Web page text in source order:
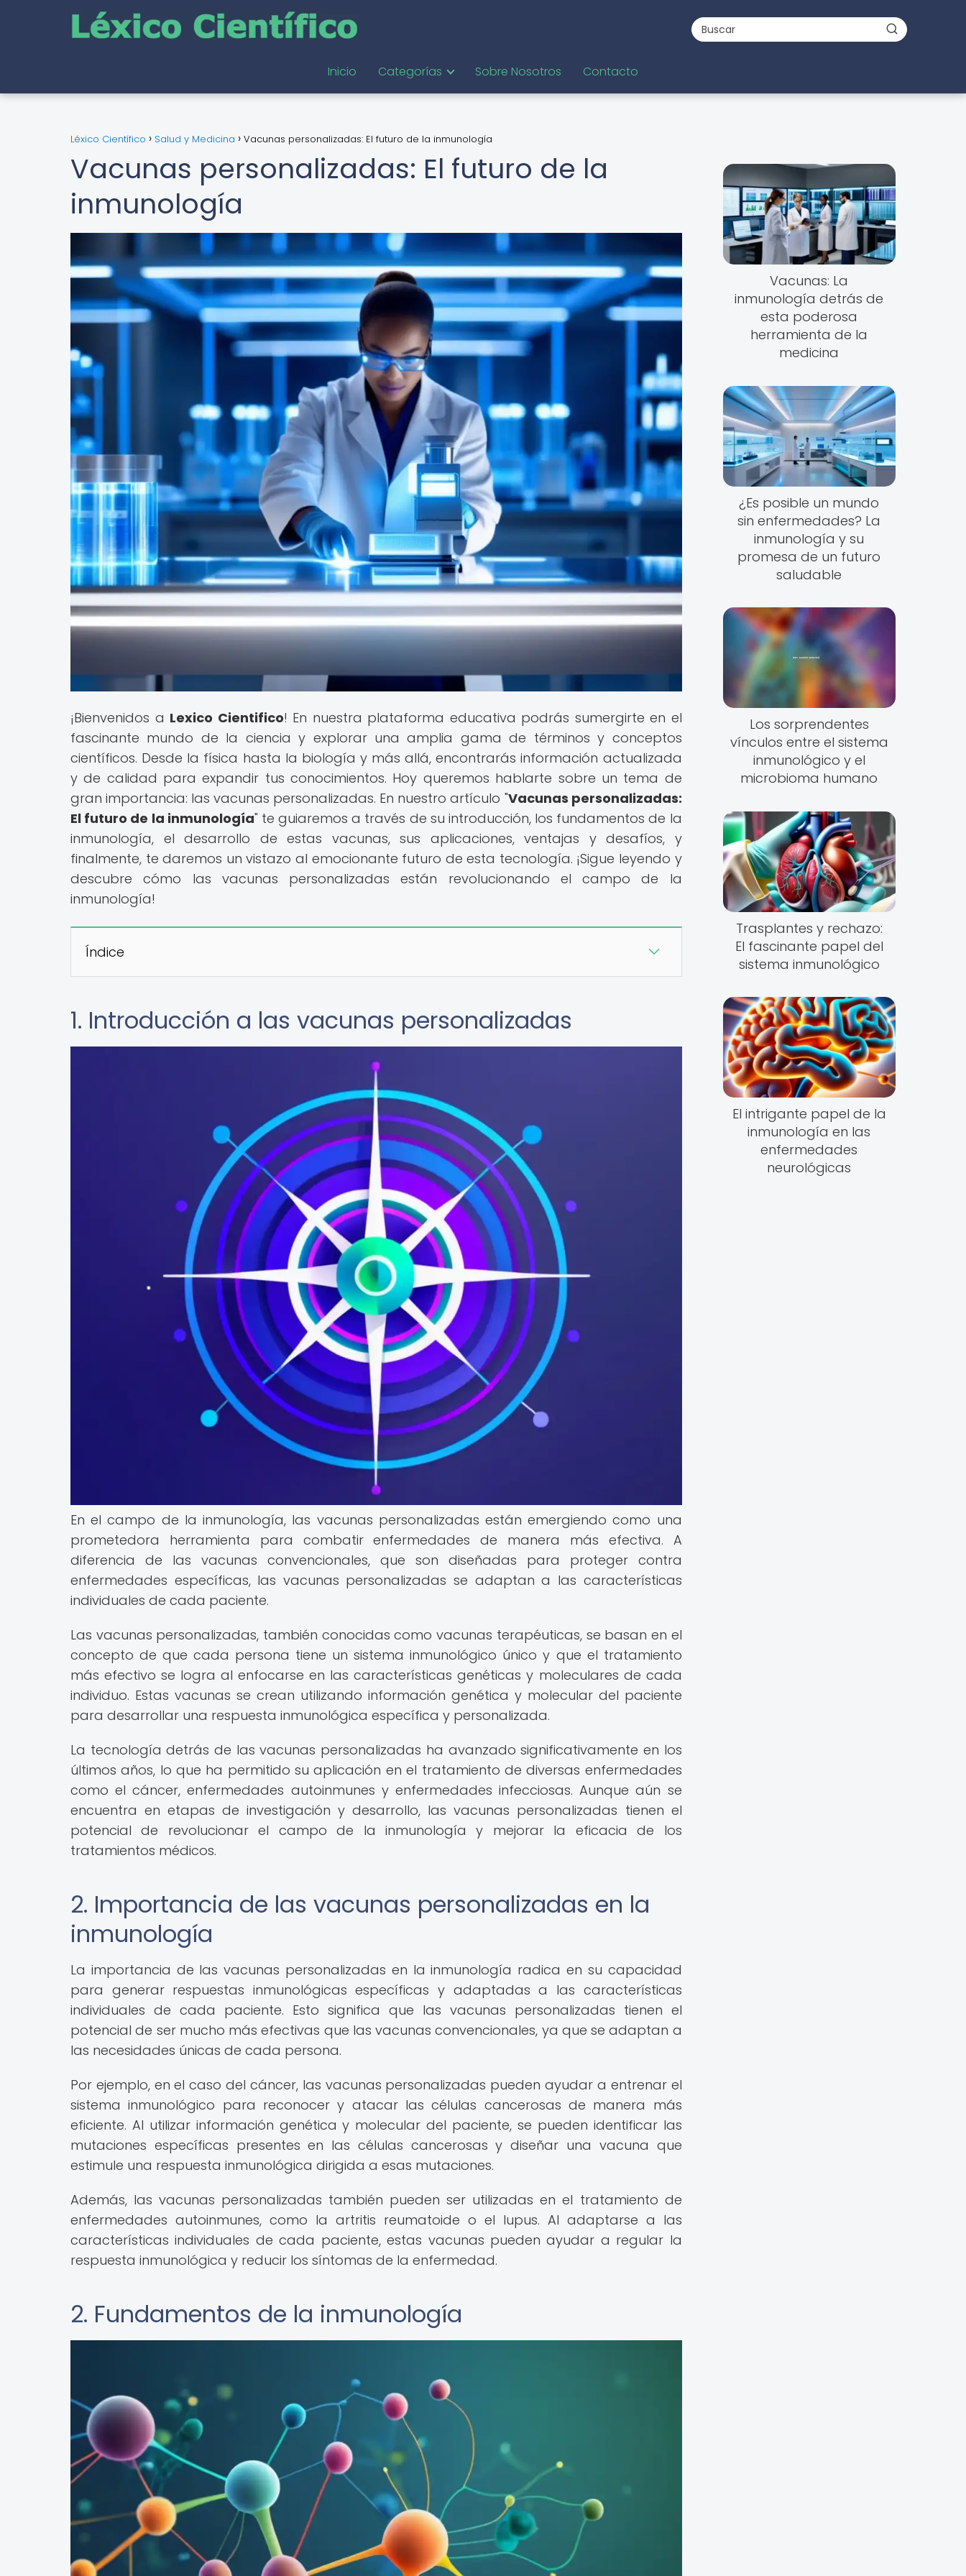
Inicio Categorías Sobre Nosotros Contacto
Léxico Científico Salud y Medicina Vacunas personalizadas: El futuro de la inmunología
Vacunas personalizadas: El futuro de la
inmunología
¡Bienvenidos a Lexico Cientifico! En nuestra plataforma educativa podrás sumergirte en el
fascinante mundo de la ciencia y explorar una amplia gama de términos y conceptos
científicos. Desde la física hasta la biología y más allá, encontrarás información actualizada
y de calidad para expandir tus conocimientos. Hoy queremos hablarte sobre un tema de
gran importancia: las vacunas personalizadas. En nuestro artículo "Vacunas personalizadas:
El futuro de la inmunología" te guiaremos a través de su introducción, los fundamentos de la
inmunología, el desarrollo de estas vacunas, sus aplicaciones, ventajas y desafíos, y
finalmente, te daremos un vistazo al emocionante futuro de esta tecnología. ¡Sigue leyendo y
descubre cómo las vacunas personalizadas están revolucionando el campo de la
inmunología!
Índice
1. Introducción a las vacunas personalizadas
En el campo de la inmunología, las vacunas personalizadas están emergiendo como una
prometedora herramienta para combatir enfermedades de manera más efectiva. A
diferencia de las vacunas convencionales, que son diseñadas para proteger contra
enfermedades específicas, las vacunas personalizadas se adaptan a las características
individuales de cada paciente.
Las vacunas personalizadas, también conocidas como vacunas terapéuticas, se basan en el
concepto de que cada persona tiene un sistema inmunológico único y que el tratamiento
más efectivo se logra al enfocarse en las características genéticas y moleculares de cada
individuo. Estas vacunas se crean utilizando información genética y molecular del paciente
para desarrollar una respuesta inmunológica específica y personalizada.
La tecnología detrás de las vacunas personalizadas ha avanzado significativamente en los
últimos años, lo que ha permitido su aplicación en el tratamiento de diversas enfermedades
como el cáncer, enfermedades autoinmunes y enfermedades infecciosas. Aunque aún se
encuentra en etapas de investigación y desarrollo, las vacunas personalizadas tienen el
potencial de revolucionar el campo de la inmunología y mejorar la eficacia de los
tratamientos médicos.
2. Importancia de las vacunas personalizadas en la
inmunología
La importancia de las vacunas personalizadas en la inmunología radica en su capacidad
para generar respuestas inmunológicas específicas y adaptadas a las características
individuales de cada paciente. Esto significa que las vacunas personalizadas tienen el
potencial de ser mucho más efectivas que las vacunas convencionales, ya que se adaptan a
las necesidades únicas de cada persona.
Por ejemplo, en el caso del cáncer, las vacunas personalizadas pueden ayudar a entrenar el
sistema inmunológico para reconocer y atacar las células cancerosas de manera más
eficiente. Al utilizar información genética y molecular del paciente, se pueden identificar las
mutaciones específicas presentes en las células cancerosas y diseñar una vacuna que
estimule una respuesta inmunológica dirigida a esas mutaciones.
Además, las vacunas personalizadas también pueden ser utilizadas en el tratamiento de
enfermedades autoinmunes, como la artritis reumatoide o el lupus. Al adaptarse a las
características individuales de cada paciente, estas vacunas pueden ayudar a regular la
respuesta inmunológica y reducir los síntomas de la enfermedad.
2. Fundamentos de la inmunología
Vacunas: La
inmunología detrás de
esta poderosa
herramienta de la
medicina
¿Es posible un mundo
sin enfermedades? La
inmunología y su
promesa de un futuro
saludable
Los sorprendentes
vínculos entre el sistema
inmunológico y el
microbioma humano
Trasplantes y rechazo:
El fascinante papel del
sistema inmunológico
El intrigante papel de la
inmunología en las
enfermedades
neurológicas